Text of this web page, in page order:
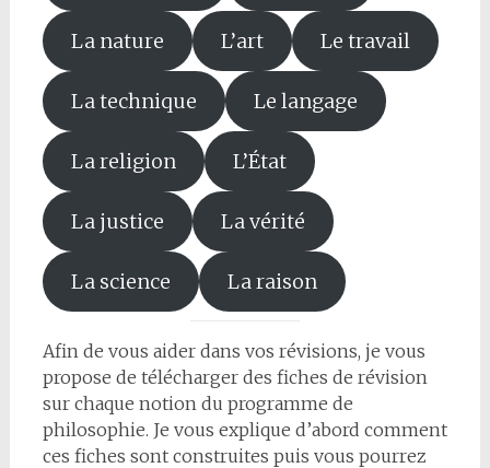
La nature L’art Le travail
La technique Le langage
La religion L’État
La justice La vérité
La science La raison
Afin de vous aider dans vos révisions, je vous
propose de télécharger des fiches de révision
sur chaque notion du programme de
philosophie. Je vous explique d’abord comment
ces fiches sont construites puis vous pourrez